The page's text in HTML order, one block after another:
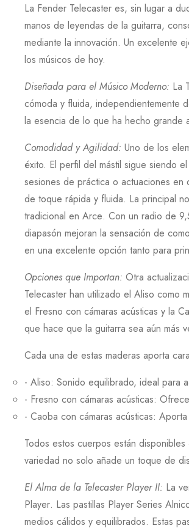
La Fender Telecaster es, sin lugar a
manos de leyendas de la guitarra,
mediante la innovación. Un excelente
los músicos de hoy.
Diseñada para el Músico Moderno: La
cómoda y fluida, independientemente
la esencia de lo que ha hecho grande
Comodidad y Agilidad: Uno de los
éxito. El perfil del mástil sigue siendo
sesiones de práctica o actuaciones en
de toque rápida y fluida. La principal
tradicional en Arce. Con un radio de
diapasón mejoran la sensación de
en una excelente opción tanto para
Opciones que Importan: Otra
Telecaster han utilizado el Aliso como
el Fresno con cámaras acústicas y la
que hace que la guitarra sea aún más
Cada una de estas maderas aporta
- Aliso: Sonido equilibrado, ideal para
- Fresno con cámaras acústicas:
- Caoba con cámaras acústicas:
Todos estos cuerpos están
variedad no solo añade un toque de
El Alma de la Telecaster Player II: La
Player. Las pastillas Player Series
medios cálidos y equilibrados. Estas